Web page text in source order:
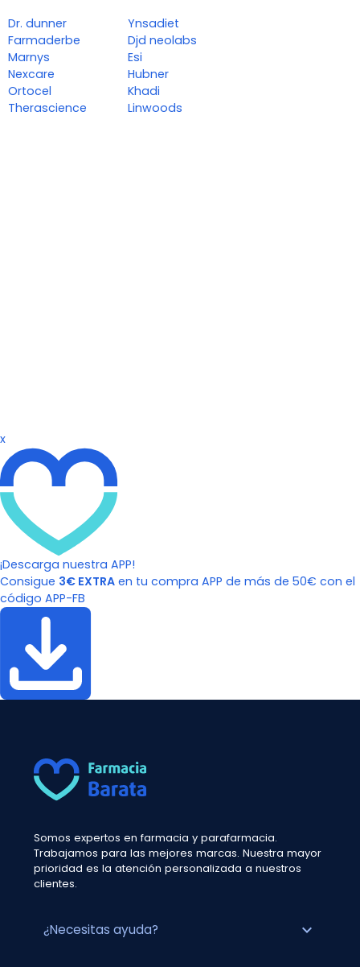
Dr. dunner
Farmaderbe
Marnys
Nexcare
Ortocel
Therascience
Ynsadiet
Djd neolabs
Esi
Hubner
Khadi
Linwoods
x
¡Descarga nuestra APP!
Consigue 3€ EXTRA en tu compra APP de más de 50€ con el
código APP-FB
Somos expertos en farmacia y parafarmacia.
Trabajamos para las mejores marcas. Nuestra mayor
prioridad es la atención personalizada a nuestros
clientes.
¿Necesitas ayuda? expand_more